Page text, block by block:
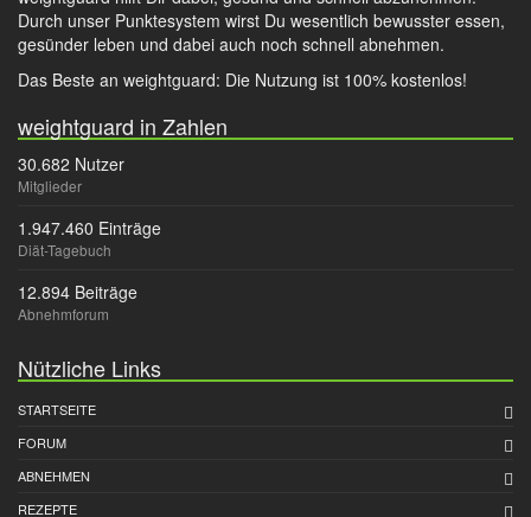
Durch unser Punktesystem wirst Du wesentlich bewusster essen,
gesünder leben und dabei auch noch schnell abnehmen.
Das Beste an weightguard: Die Nutzung ist 100% kostenlos!
weightguard in Zahlen
30.682 Nutzer
Mitglieder
1.947.460 Einträge
Diät-Tagebuch
12.894 Beiträge
Abnehmforum
Nützliche Links
STARTSEITE
FORUM
ABNEHMEN
REZEPTE